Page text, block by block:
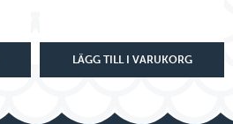
LÄGG TILL I VARUKORG